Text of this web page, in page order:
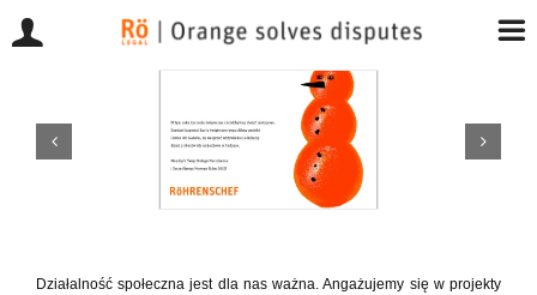
zawartości
Działalność społeczna jest dla nas ważna. Angażujemy się w projekty